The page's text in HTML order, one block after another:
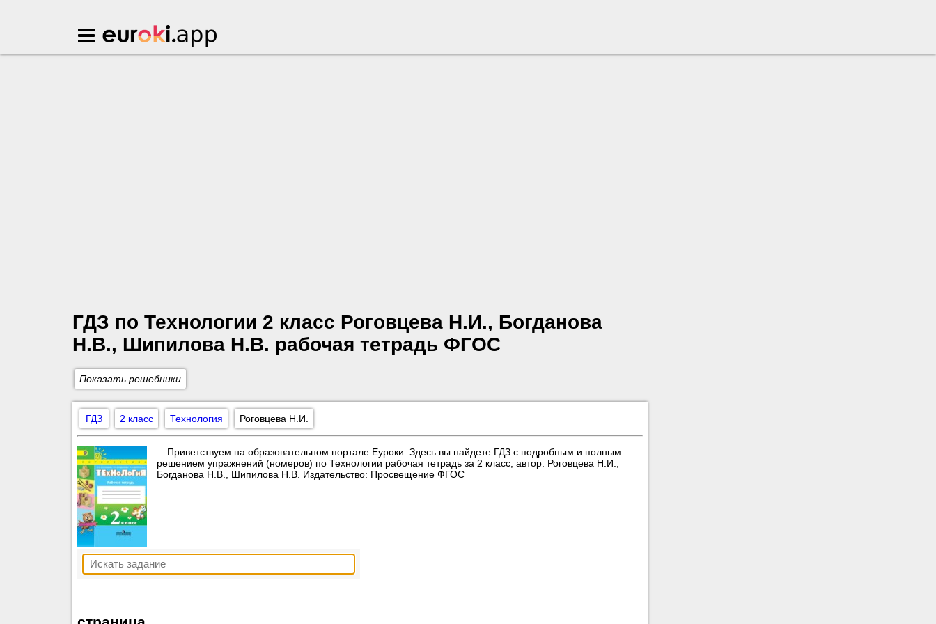
Euroki.app
ГДЗ по Технологии 2 класс Роговцева Н.И., Богданова
Н.В., Шипилова Н.В. рабочая тетрадь ФГОС
Показать решебники
ГДЗ 2 класс Технология Роговцева Н.И.
Приветствуем на образовательном портале Еуроки. Здесь вы найдете ГДЗ с подробным и полным
решением упражнений (номеров) по Технологии рабочая тетрадь за 2 класс, автор: Роговцева Н.И.,
Богданова Н.В., Шипилова Н.В. Издательство: Просвещение ФГОС